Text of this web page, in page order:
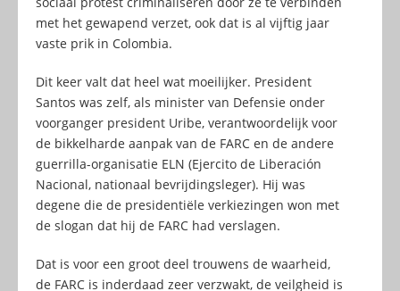
met het gewapend verzet, ook dat is al vijftig jaar
vaste prik in Colombia.
Dit keer valt dat heel wat moeilijker. President
Santos was zelf, als minister van Defensie onder
voorganger president Uribe, verantwoordelijk voor
de bikkelharde aanpak van de FARC en de andere
guerrilla-organisatie ELN (Ejercito de Liberación
Nacional, nationaal bevrijdingsleger). Hij was
degene die de presidentiële verkiezingen won met
de slogan dat hij de FARC had verslagen.
Dat is voor een groot deel trouwens de waarheid,
de FARC is inderdaad zeer verzwakt, de veilgheid is